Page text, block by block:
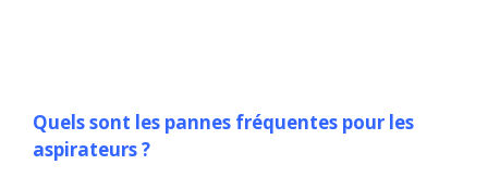
Quels sont les pannes fréquentes pour les
aspirateurs ?